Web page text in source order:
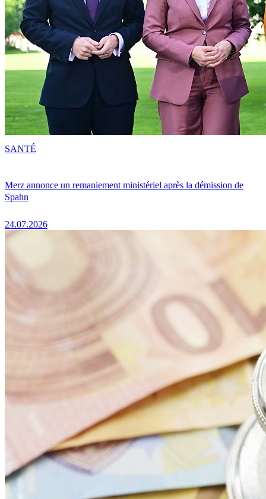
Merz annonce un remaniement ministériel après la démission de
Spahn
24.07.2026
SANTÉ